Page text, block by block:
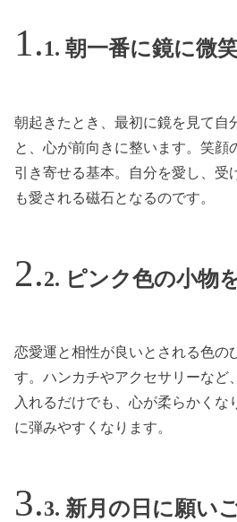
1. 朝一番に鏡に微
朝起きたとき、最初に鏡を見て自
と、心が前向きに整います。笑顔
引き寄せる基本。自分を愛し、受
も愛される磁石となるのです。
2. ピンク色の小物
恋愛運と相性が良いとされる色の
す。ハンカチやアクセサリーなど
入れるだけでも、心が柔らかくな
に弾みやすくなります。
3. 新月の日に願い